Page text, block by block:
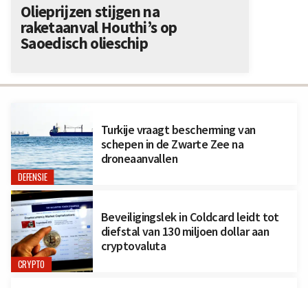
DEFENSIE
Turkije vraagt bescherming van
schepen in de Zwarte Zee na
droneaanvallen
CRYPTO
Beveiligingslek in Coldcard leidt tot
diefstal van 130 miljoen dollar aan
cryptovaluta
Olieprijzen stijgen na
raketaanval Houthi’s op
Saoedisch olieschip